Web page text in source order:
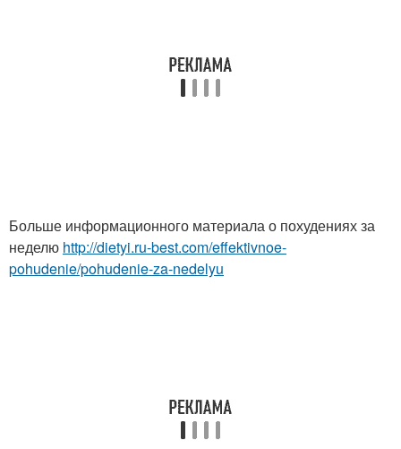
Больше информационного материала о похудениях за
неделю http://dietyi.ru-best.com/effektivnoe-
pohudenie/pohudenie-za-nedelyu